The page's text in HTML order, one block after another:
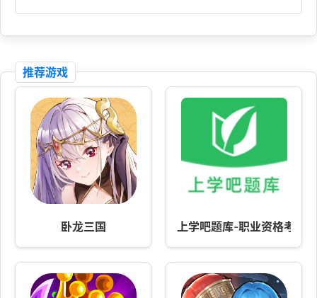
推荐游戏
卧龙三国 上学吧题库-职业资格考试